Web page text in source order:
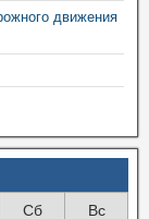
движения
Сб Вс